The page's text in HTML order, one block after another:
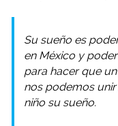
Su sueño es
en México y
para hacer que
nos podemos
niño su sueño.